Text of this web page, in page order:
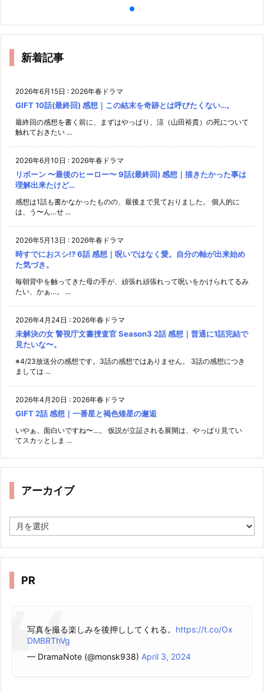
新着記事
2026年6月15日 : 2026年春ドラマ
GIFT 10話(最終回) 感想｜この結末を奇跡とは呼びたくない…。
最終回の感想を書く前に、まずはやっぱり、涼（山田裕貴）の死について
触れておきたい ...
2026年6月10日 : 2026年春ドラマ
リボーン 〜最後のヒーロー〜 9話(最終回) 感想｜描きたかった事は
理解出来たけど…
感想は1話も書かなかったものの、最後まで見ておりました。 個人的に
は、う〜ん…せ ...
2026年5月13日 : 2026年春ドラマ
時すでにおスシ!? 6話 感想｜呪いではなく愛。自分の軸が出来始め
た気づき。
毎朝背中を触ってきた母の手が、頑張れ頑張れって呪いをかけられてるみ
たい、かぁ…。 ...
2026年4月24日 : 2026年春ドラマ
未解決の女 警視庁文書捜査官 Season3 2話 感想｜普通に1話完結で
見たいな〜。
※4/23放送分の感想です。3話の感想ではありません。 3話の感想につき
ましては ...
2026年4月20日 : 2026年春ドラマ
GIFT 2話 感想｜一番星と褐色矮星の邂逅
いやぁ、面白いですね〜…。 仮説が立証される展開は、やっぱり見てい
てスカッとしま ...
アーカイブ
ー
イ
PR
写真を撮る楽しみを後押ししてくれる。 https://t.co/Ox
DMBRThVg
— DramaNote (@monsk938) April 3, 2024